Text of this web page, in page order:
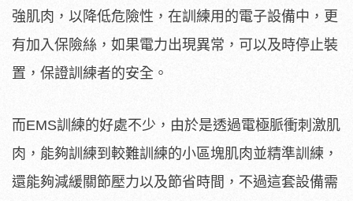
強肌肉，以降低危險性，在訓練用的電子設備中，更
有加入保險絲，如果電力出現異常，可以及時停止裝
置，保證訓練者的安全。
而EMS訓練的好處不少，由於是透過電極脈衝刺激肌
肉，能夠訓練到較難訓練的小區塊肌肉並精準訓練，
還能夠減緩關節壓力以及節省時間，不過這套設備需